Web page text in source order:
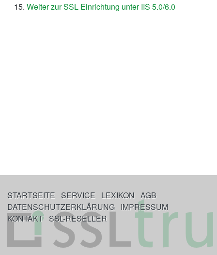
Weiter zur SSL Einrichtung unter IIS 5.0/6.0
STARTSEITE SERVICE LEXIKON AGB
DATENSCHUTZERKLÄRUNG IMPRESSUM
KONTAKT SSL-RESELLER